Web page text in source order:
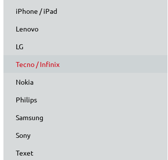
iPhone / iPad
Lenovo
LG
Tecno / Infinix
Nokia
Philips
Samsung
Sony
Texet